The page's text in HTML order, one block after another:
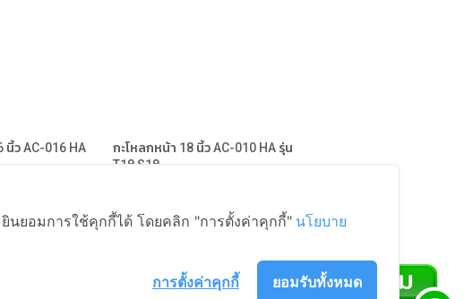
นิ้ว AC-016 HA
฿85
กะโหลกหน้า 18 นิ้ว AC-010 HA รุ่น
T18,S18
฿ 89 ฿69
นยอมการใช้คุกกี้ได้ โดยคลิก "การตั้งค่าคุกกี้" นโยบาย
ยอมรับทั้งหมด
การตั้งค่าคุกกี้